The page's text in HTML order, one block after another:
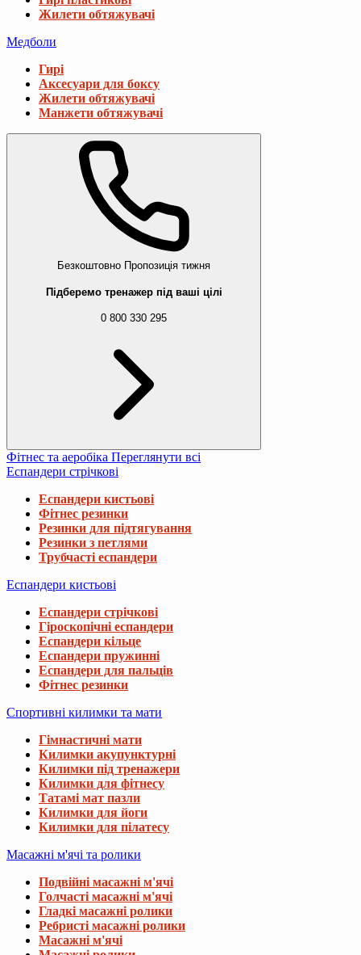
Жилети обтяжувачі
Медболи
Гирі
Аксесуари для боксу
Жилети обтяжувачі
Манжети обтяжувачі
Безкоштовно Пропозиція тижня
Підберемо тренажер під ваші цілі
0 800 330 295
Фітнес та аеробіка Переглянути всі
Еспандери стрічкові
Еспандери кистьові
Фітнес резинки
Резинки для підтягування
Резинки з петлями
Трубчасті еспандери
Еспандери кистьові
Еспандери стрічкові
Гіроскопічні еспандери
Еспандери кільце
Еспандери пружинні
Еспандери для пальців
Фітнес резинки
Спортивні килимки та мати
Гімнастичні мати
Килимки акупунктурні
Килимки під тренажери
Килимки для фітнесу
Татамі мат пазли
Килимки для йоги
Килимки для пілатесу
Масажні м'ячі та ролики
Подвійні масажні м'ячі
Голчасті масажні м'ячі
Гладкі масажні ролики
Ребристі масажні ролики
Масажні м'ячі